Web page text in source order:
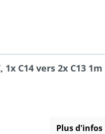
C14 vers 2x C13 1m
Plus d'infos